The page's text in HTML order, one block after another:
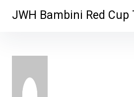
überspringen
JWH Bambini Red Cup